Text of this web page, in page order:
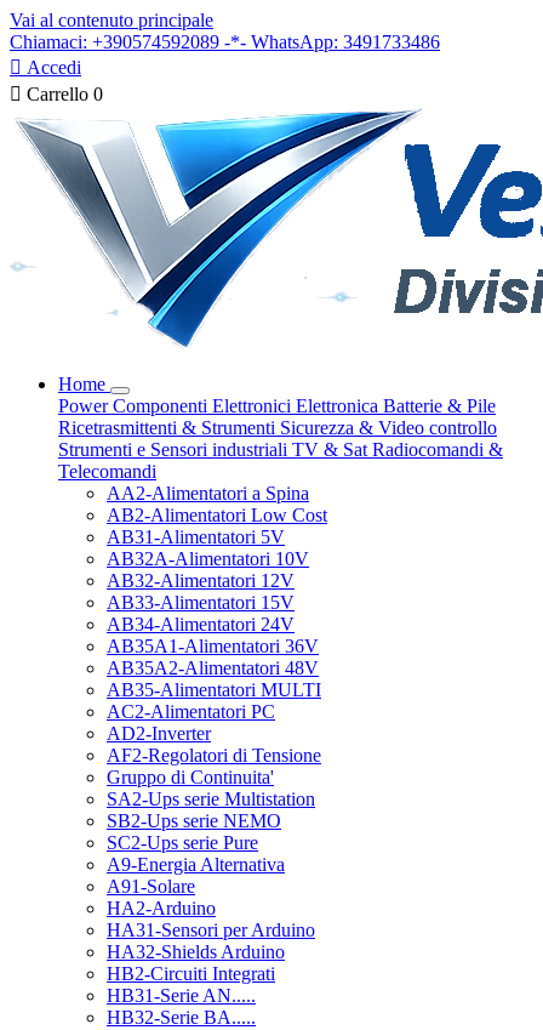
Vai al contenuto principale
Chiamaci: +390574592089 -*- WhatsApp: 3491733486
 Accedi
 Carrello 0
Home
PowerComponenti Elettronici Elettronica Batterie & Pile
Ricetrasmittenti & Strumenti Sicurezza & Video controllo
Strumenti e Sensori industriali TV & Sat Radiocomandi &
Telecomandi
AA2-Alimentatori a Spina
AB2-Alimentatori Low Cost
AB31-Alimentatori 5V
AB32A-Alimentatori 10V
AB32-Alimentatori 12V
AB33-Alimentatori 15V
AB34-Alimentatori 24V
AB35A1-Alimentatori 36V
AB35A2-Alimentatori 48V
AB35-Alimentatori MULTI
AC2-Alimentatori PC
AD2-Inverter
AF2-Regolatori di Tensione
Gruppo di Continuita'
SA2-Ups serie Multistation
SB2-Ups serie NEMO
SC2-Ups serie Pure
A9-Energia Alternativa
A91-Solare
HA2-Arduino
HA31-Sensori per Arduino
HA32-Shields Arduino
HB2-Circuiti Integrati
HB31-Serie AN.....
HB32-Serie BA.....